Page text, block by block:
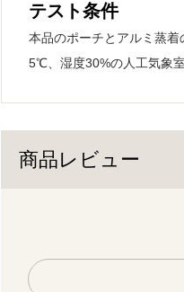
テスト条件
本品のポーチとアルミ蒸
5℃、湿度30%の人工気象
商品レビュー